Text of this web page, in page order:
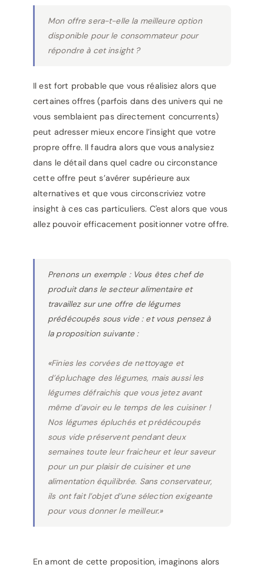
Mon offre sera-t-elle la meilleure option
disponible pour le consommateur pour
répondre à cet insight ?
Il est fort probable que vous réalisiez alors que
certaines offres (parfois dans des univers qui ne
vous semblaient pas directement concurrents)
peut adresser mieux encore l’insight que votre
propre offre. Il faudra alors que vous analysiez
dans le détail dans quel cadre ou circonstance
cette offre peut s’avérer supérieure aux
alternatives et que vous circonscriviez votre
insight à ces cas particuliers. C'est alors que vous
allez pouvoir efficacement positionner votre offre.
Prenons un exemple : Vous êtes chef de
produit dans le secteur alimentaire et
travaillez sur une offre de légumes
prédécoupés sous vide : et vous pensez à
la proposition suivante :
«Finies les corvées de nettoyage et
d’épluchage des légumes, mais aussi les
légumes défraichis que vous jetez avant
même d’avoir eu le temps de les cuisiner !
Nos légumes épluchés et prédécoupés
sous vide préservent pendant deux
semaines toute leur fraicheur et leur saveur
pour un pur plaisir de cuisiner et une
alimentation équilibrée. Sans conservateur,
ils ont fait l’objet d’une sélection exigeante
pour vous donner le meilleur.»
En amont de cette proposition, imaginons alors